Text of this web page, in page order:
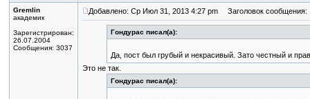
Gremlin
академик
Зарегистрирован:
26.07.2004
Сообщения: 3037
Добавлено: Ср Июл 31, 2013 4:27 pm Заголовок сообщения:
Гондурас писал(а):
Да, пост был грубый и некрасивый. Зато честный и
Это не так.
Гондурас писал(а):